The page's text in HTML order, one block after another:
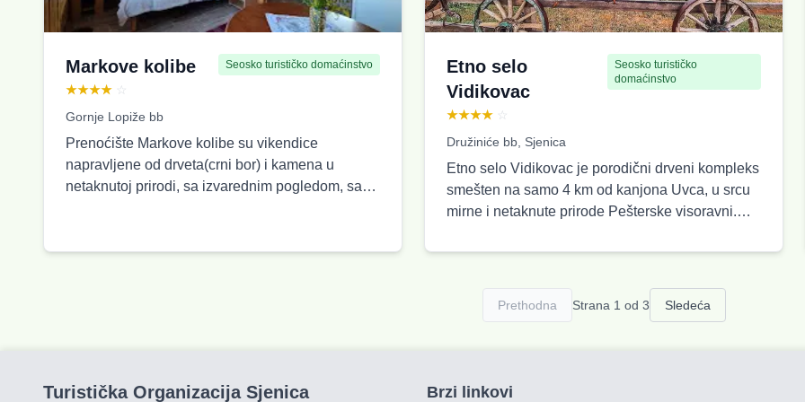
Markove kolibe
★★★★ ☆
Seosko turističko domaćinstvo
Gornje Lopiže bb
Prenoćište Markove kolibe su vikendice
napravljene od drveta(crni bor) i kamena u
netaknutoj prirodi, sa izvarednim pogledom, sa
Vrh(Ledeni vidikovac) 1,5km -Vidikovca Ravni
Etno selo
Vidikovac
★★★★ ☆
Seosko turističko
domaćinstvo
Družiniće bb, Sjenica
Etno selo Vidikovac je porodični drveni kompleks
smešten na samo 4 km od kanjona Uvca, u srcu
mirne i netaknute prirode Pešterske visoravni.
ukupnog kapaciteta do 40 gostiju, prilagođenih
svih uzrasta. U centru etno sela nalazi se
restoran u tradicionalnom stilu sa prostranom
otvorenom prostoru i organizovanoj strukturi,
Prethodna Strana 1 od 3 Sledeća
Turistička Organizacija Sjenica Brzi linkovi